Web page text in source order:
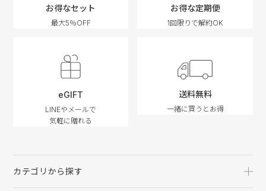
お得なセット
最大5％OFF
お得な定期便
1回限りで解約OK
eGIFT
LINEやメールで
気軽に贈れる
送料無料
一緒に買うとお得
カテゴリから探す